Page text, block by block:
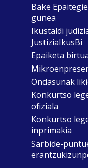
Bake
gunea
Ikustaldi
JustiziaIkusBi
Epaiketa
Ondasunak
Konkurtso
ofiziala
Konkurtso
inprimakia
Sarbide-